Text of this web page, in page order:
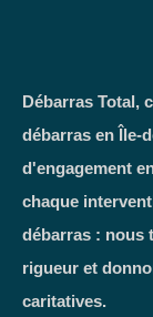
Débarras Total,
débarras en Île-
d'engagement
chaque
débarras : nous
rigueur et
caritatives.